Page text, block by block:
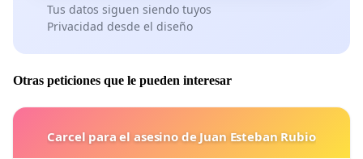
Tus datos siguen siendo tuyos
Privacidad desde el diseño
Otras peticiones que le pueden interesar
Carcel para el asesino de Juan Esteban Rubio